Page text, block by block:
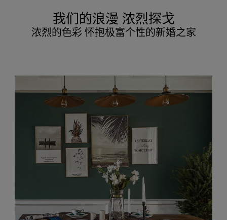
我们的浪漫 浓烈探戈
浓烈的色彩 怀抱极富个性的新婚之家